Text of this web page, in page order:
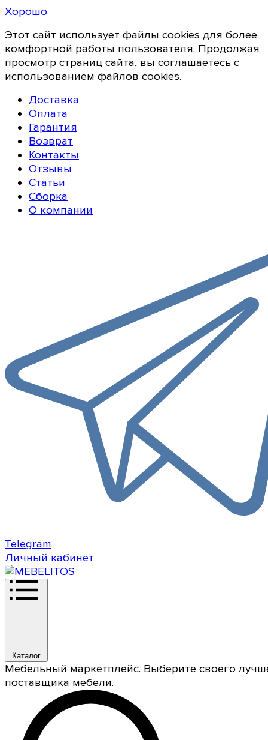
Хорошо
Этот сайт использует файлы cookies для более
комфортной работы пользователя. Продолжая
просмотр страниц сайта, вы соглашаетесь с
использованием файлов cookies.
Доставка
Оплата
Гарантия
Возврат
Контакты
Отзывы
Статьи
Сборка
О компании
Telegram
Личный кабинет
Каталог
Мебельный маркетплейс. Выберите своего
поставщика мебели.